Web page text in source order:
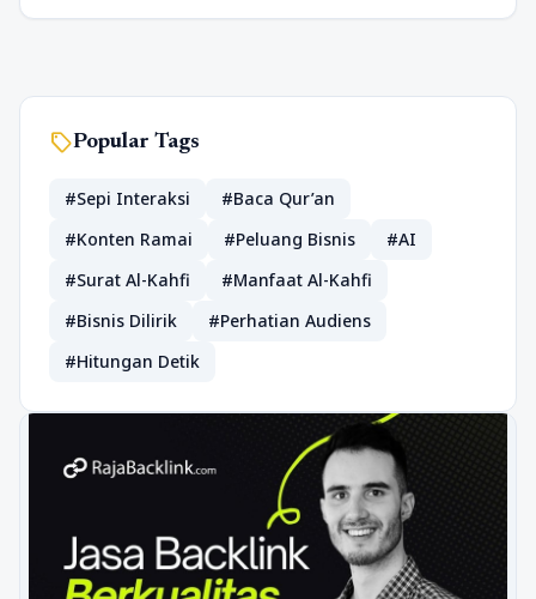
sellPopular Tags
#Sepi Interaksi
#Baca Qur’an
#Konten Ramai
#Peluang Bisnis
#AI
#Surat Al-Kahfi
#Manfaat Al-Kahfi
#Bisnis Dilirik
#Perhatian Audiens
#Hitungan Detik